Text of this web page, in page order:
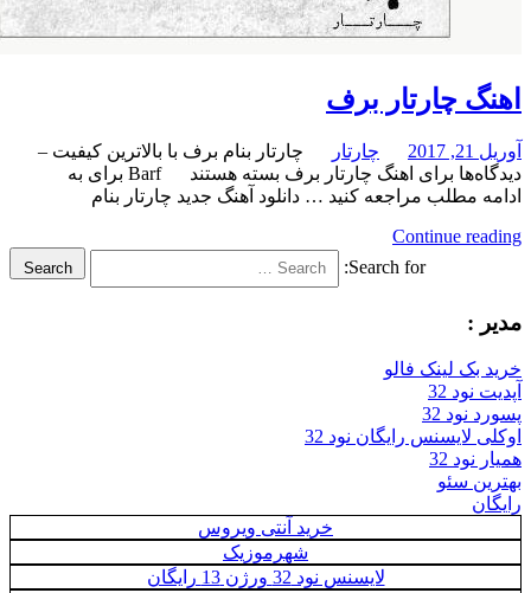
برف
چارتار
برای اهنگ چارتار برفبسته هستند
چارتار بنام برف با بالاترین کیفیت –
Barf برای به
مراجعه کنید … دانلود آهنگ جدید چارتار بنام
Search for:
فالو
32
رایگان نود 32
خرید آنتی ویروس
شهرموزیک
لایسنس نود 32 ورژن 13 رایگان